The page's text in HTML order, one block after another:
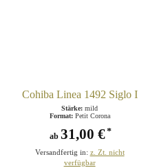
Cohiba Linea 1492 Siglo I
Stärke: mild
Format: Petit Corona
ab 31,00 €*
Versandfertig in: z. Zt. nicht
verfügbar